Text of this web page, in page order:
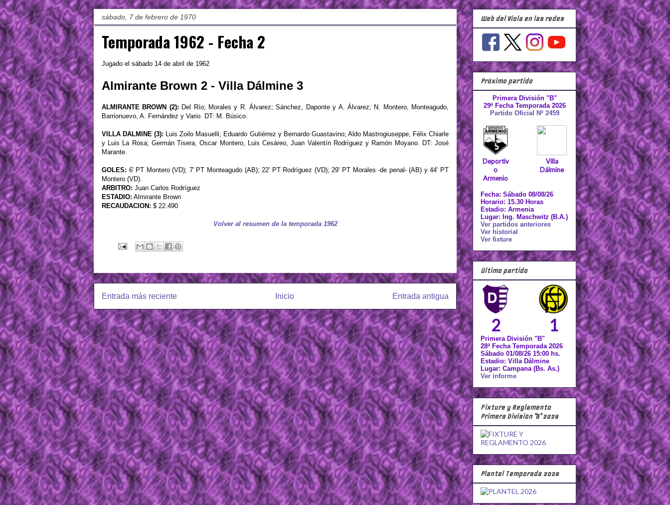
sábado, 7 de febrero de 1970
Temporada 1962 - Fecha 2
Jugado el sábado 14 de abril de 1962
Almirante Brown 2 - Villa Dálmine 3
ALMIRANTE BROWN (2): Del Río; Morales y R. Álvarez; Sánchez, Daponte y A. Álvarez; N. Montero, Monteagudo,
Barrionuevo, A. Fernández y Vario. DT: M. Búsico.
VILLA DALMINE (3): Luis Zoilo Masuelli; Eduardo Gutiérrez y Bernardo Guastavino; Aldo Mastrogiuseppe, Félix Chiarle
y Luis La Rosa; Germán Tisera, Oscar Montero, Luis Cesáreo, Juan Valentín Rodríguez y Ramón Moyano. DT: José
Marante.
GOLES: 6' PT Montero (VD); 7' PT Monteagudo (AB); 22' PT Rodríguez (VD); 29' PT Morales -de penal- (AB) y 44' PT
Montero (VD).
ARBITRO: Juan Carlos Rodríguez
ESTADIO: Almirante Brown
RECAUDACION: $ 22.490
Volver al resumen de la temporada 1962
Entrada más reciente Entrada antigua
Inicio
Web del Viola en las redes
Próximo partido
Primera División "B"
29ª Fecha Temporada 2026
Partido Oficial Nº 2459
Deportiv
o
Armenio
Villa
Dálmine
Fecha: Sábado 08/08/26
Horario: 15.30 Horas
Estadio: Armenia
Lugar: Ing. Maschwitz (B.A.)
Ver partidos anteriores
Ver historial
Ver fixture
Último partido
2 1
Primera División "B"
28ª Fecha Temporada 2026
Sábado 01/08/26 15:00 hs.
Estadio: Villa Dálmine
Lugar: Campana (Bs. As.)
Ver informe
Fixture y Reglamento
Primera División "B" 2026
Plantel Temporada 2026